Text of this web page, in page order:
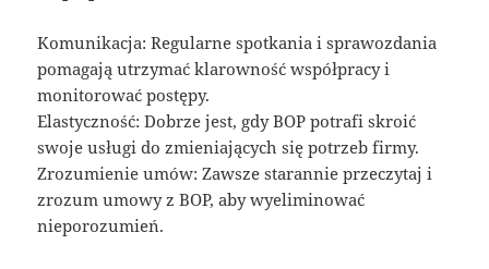
Komunikacja: Regularne spotkania i sprawozdania
pomagają utrzymać klarowność współpracy i
monitorować postępy.
Elastyczność: Dobrze jest, gdy BOP potrafi skroić
swoje usługi do zmieniających się potrzeb firmy.
Zrozumienie umów: Zawsze starannie przeczytaj i
zrozum umowy z BOP, aby wyeliminować
nieporozumień.